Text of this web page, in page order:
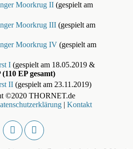
Moorkrug II(gespielt am
Moorkrug III(gespielt am
Moorkrug IV(gespielt am
I(gespielt am 18.05.2019 &
EP gesamt)
II(gespielt am 23.11.2019)
©2020 THORNET.de
| Kontakt